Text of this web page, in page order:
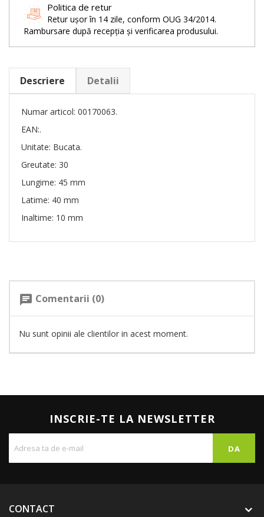
Politica de retur
Retur ușor în 14 zile, conform OUG 34/2014.
Rambursare după recepția și verificarea produsului.
Descriere Detalii
Numar articol: 00170063.
EAN:.
Unitate: Bucata.
Greutate: 30
Lungime: 45 mm
Latime: 40 mm
Inaltime: 10 mm
chat Comentarii (0)
Nu sunt opinii ale clientilor in acest moment.
INSCRIE-TE LA NEWSLETTER
CONTACT